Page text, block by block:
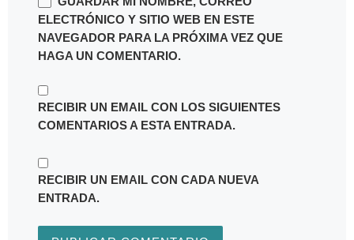
ELECTRÓNICO Y SITIO WEB EN ESTE
NAVEGADOR PARA LA PRÓXIMA VEZ QUE
HAGA UN COMENTARIO.
RECIBIR UN EMAIL CON LOS SIGUIENTES
COMENTARIOS A ESTA ENTRADA.
RECIBIR UN EMAIL CON CADA NUEVA
ENTRADA.